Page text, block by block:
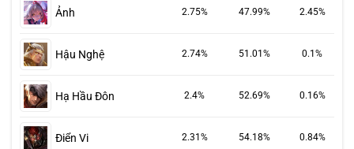
Ảnh 2.75% 47.99% 2.45%
Hậu Nghệ 2.74% 51.01% 0.1%
Hạ Hầu Đôn 2.4% 52.69% 0.16%
Điển Vi 2.31% 54.18% 0.84%